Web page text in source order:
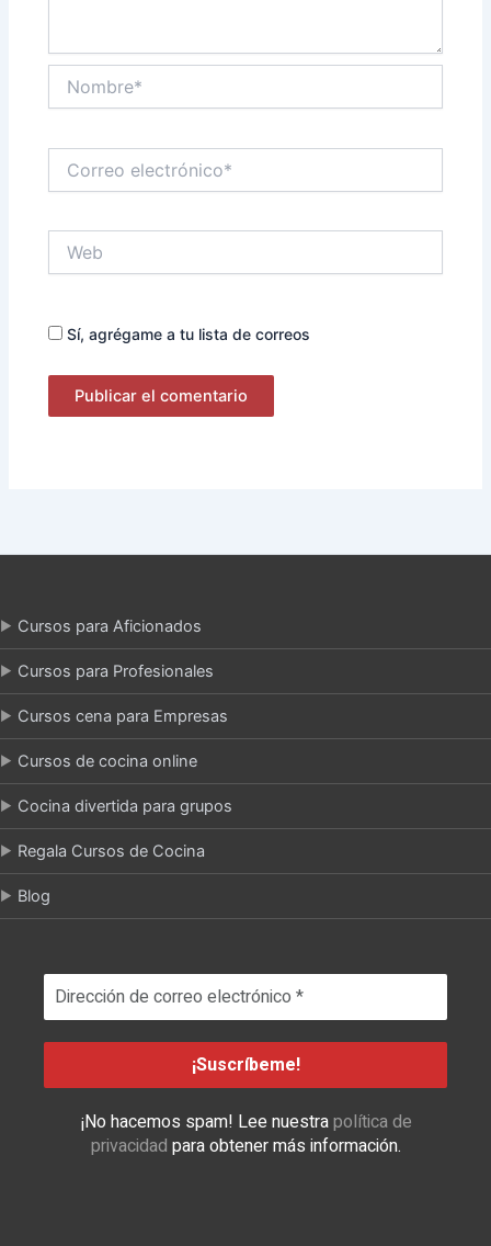
electrónico*
Sí, agrégame a tu lista de correos
Cursos para Aficionados
Cursos para Profesionales
Cursos cena para Empresas
Cursos de cocina online
Cocina divertida para grupos
Regala Cursos de Cocina
Blog
¡No hacemos spam! Lee nuestrapolítica de
privacidad para obtener más información.